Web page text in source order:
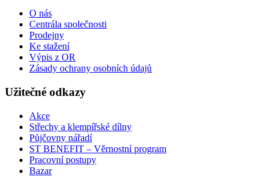
O nás
Centrála společnosti
Prodejny
Ke stažení
Výpis z OR
Zásady ochrany osobních údajů
Užitečné odkazy
Akce
Střechy a klempířské dílny
Půjčovny nářadí
ST BENEFIT – Věrnostní program
Pracovní postupy
Bazar